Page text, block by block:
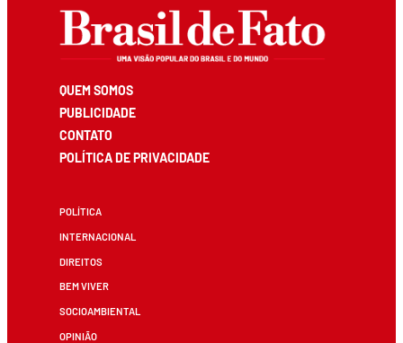
QUEM SOMOS
PUBLICIDADE
CONTATO
POLÍTICA DE PRIVACIDADE
POLÍTICA
INTERNACIONAL
DIREITOS
BEM VIVER
SOCIOAMBIENTAL
OPINIÃO